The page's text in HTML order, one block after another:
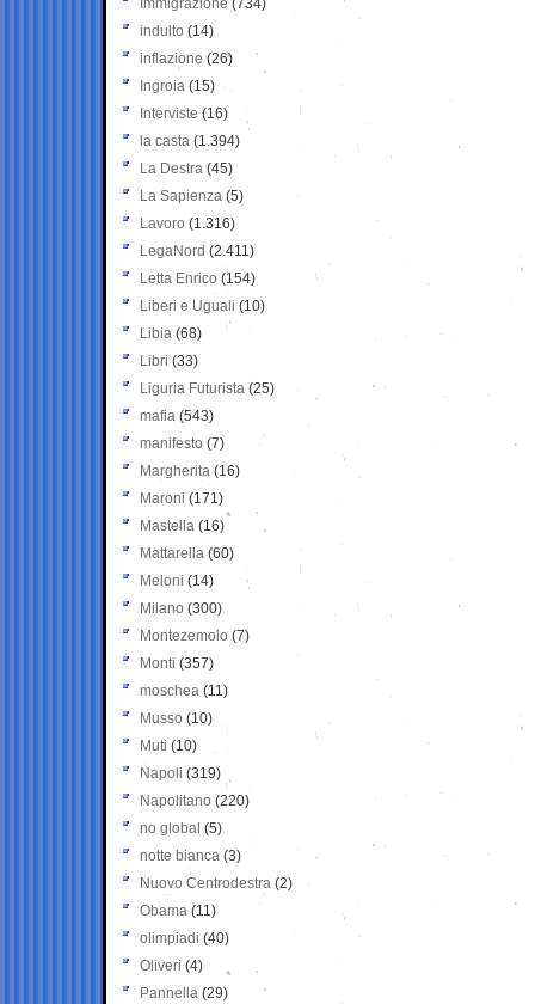
Immigrazione (734)
indulto (14)
inflazione (26)
Ingroia (15)
Interviste (16)
la casta (1.394)
La Destra (45)
La Sapienza (5)
Lavoro (1.316)
LegaNord (2.411)
Letta Enrico (154)
Liberi e Uguali (10)
Libia (68)
Libri (33)
Liguria Futurista (25)
mafia (543)
manifesto (7)
Margherita (16)
Maroni (171)
Mastella (16)
Mattarella (60)
Meloni (14)
Milano (300)
Montezemolo (7)
Monti (357)
moschea (11)
Musso (10)
Muti (10)
Napoli (319)
Napolitano (220)
no global (5)
notte bianca (3)
Nuovo Centrodestra (2)
Obama (11)
olimpiadi (40)
Oliveri (4)
Pannella (29)